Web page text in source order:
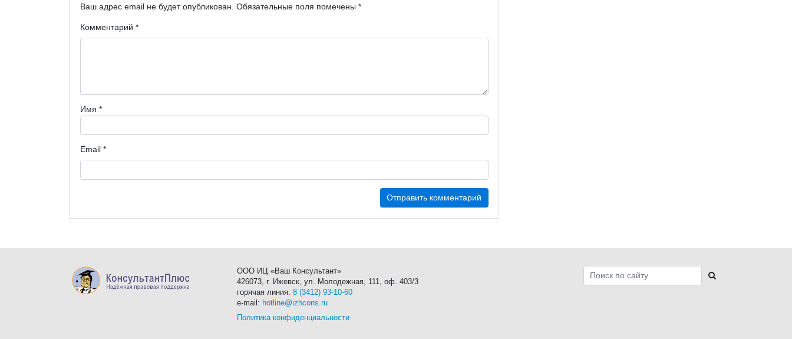
Ваш адрес email не будет опубликован. Обязательные поля помечены *
Комментарий *
Имя *
Email *
ООО ИЦ «Ваш Консультант»
426073, г. Ижевск, ул. Молодежная, 111, оф. 403/3
горячая линия: 8 (3412) 93-10-60
e-mail: hotline@izhcons.ru
Политика конфиденциальности